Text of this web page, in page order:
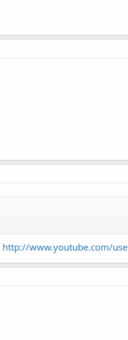
http://www.youtube.com/